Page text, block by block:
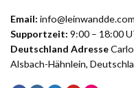
Email: info@leinwandde.com
Supportzeit: 9:00 – 18:00
Deutschland Adresse
Alsbach-Hähnlein,